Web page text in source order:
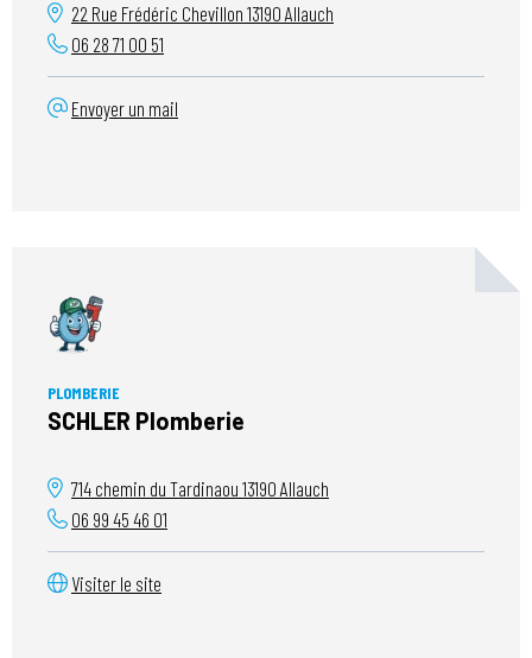
22 Rue Frédéric Chevillon 13190 Allauch
06 28 71 00 51
Envoyer un mail
PLOMBERIE
SCHLER Plomberie
714 chemin du Tardinaou 13190 Allauch
06 99 45 46 01
Visiter le site